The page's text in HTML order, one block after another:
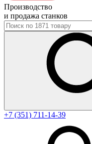
Производство
и продажа станков
+7 (351) 711-14-39